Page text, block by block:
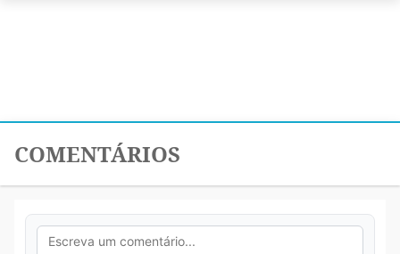
COMENTÁRIOS